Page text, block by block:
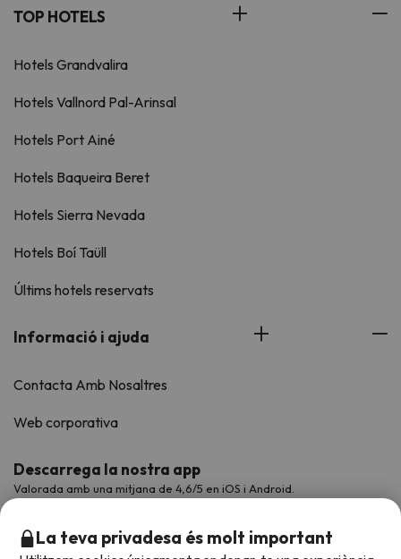
TOP HOTELS
Hotels Grandvalira
Hotels Vallnord Pal-Arinsal
Hotels Port Ainé
Hotels Baqueira Beret
Hotels Sierra Nevada
Hotels Boí Taüll
Últims hotels reservats
Informació i ajuda
Contacta Amb Nosaltres
Web corporativa
Descarrega la nostra app
Valorada amb una mitjana de 4,6/5 en iOS i Android.
La teva privadesa és molt important